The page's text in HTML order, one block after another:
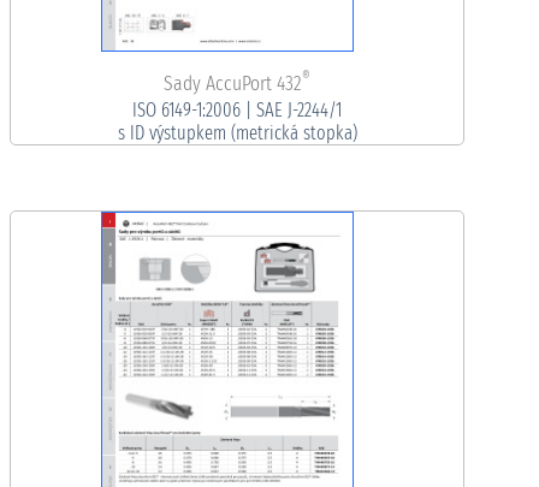
Sady AccuPort 432®
ISO 6149-1:2006 | SAE J-2244/1
s ID výstupkem (metrická stopka)